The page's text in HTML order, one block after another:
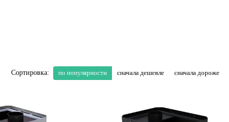
Сортировка: по популярности сначала дешевле сначала дороже